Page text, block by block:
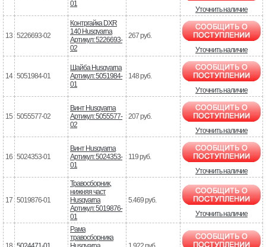
01
Уточнить наличие
13 5226693-02
Контргайка DXR
140 Husqvarna
Артикул: 5226693-
02
267 руб.
Уточнить наличие
14 5051984-01
Шайба Husqvarna
Артикул: 5051984-
01
148 руб.
Уточнить наличие
15 5055577-02
Винт Husqvarna
Артикул: 5055577-
02
207 руб.
Уточнить наличие
16 5024353-01
Винт Husqvarna
Артикул: 5024353-
01
119 руб.
Уточнить наличие
17 5019876-01
Травосборник,
нижняя част
Husqvarna
Артикул: 5019876-
01
5.469 руб.
Уточнить наличие
Рама
травосборника